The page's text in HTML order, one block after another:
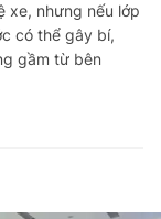
xe, nhưng nếu lớp
có thể gây bí,
gầm từ bên